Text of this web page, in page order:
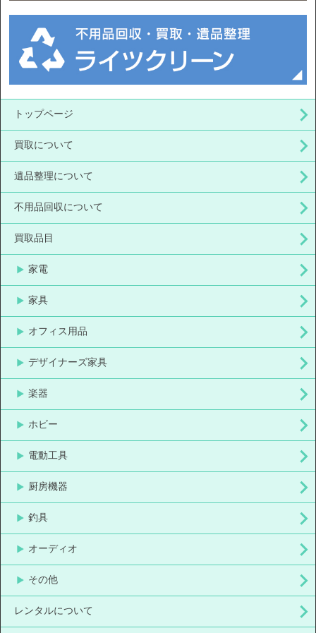
トップページ
買取について
遺品整理について
不用品回収について
買取品目
家電
家具
オフィス用品
デザイナーズ家具
楽器
ホビー
電動工具
厨房機器
釣具
オーディオ
その他
レンタルについて